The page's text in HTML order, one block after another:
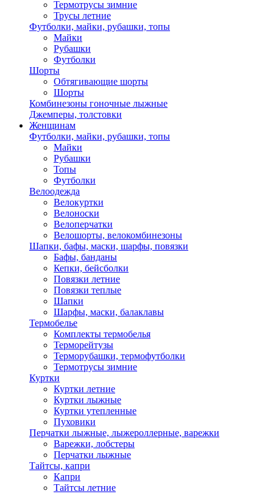
Термотрусы зимние
Трусы летние
Футболки, майки, рубашки, топы
Майки
Рубашки
Футболки
Шорты
Обтягивающие шорты
Шорты
Комбинезоны гоночные лыжные
Джемперы, толстовки
Женщинам
Футболки, майки, рубашки, топы
Майки
Рубашки
Топы
Футболки
Велоодежда
Велокуртки
Велоноски
Велоперчатки
Велошорты, велокомбинезоны
Шапки, бафы, маски, шарфы, повязки
Бафы, банданы
Кепки, бейсболки
Повязки летние
Повязки теплые
Шапки
Шарфы, маски, балаклавы
Термобелье
Комплекты термобелья
Терморейтузы
Терморубашки, термофутболки
Термотрусы зимние
Куртки
Куртки летние
Куртки лыжные
Куртки утепленные
Пуховики
Перчатки лыжные, лыжероллерные, варежки
Варежки, лобстеры
Перчатки лыжные
Тайтсы, капри
Капри
Тайтсы летние